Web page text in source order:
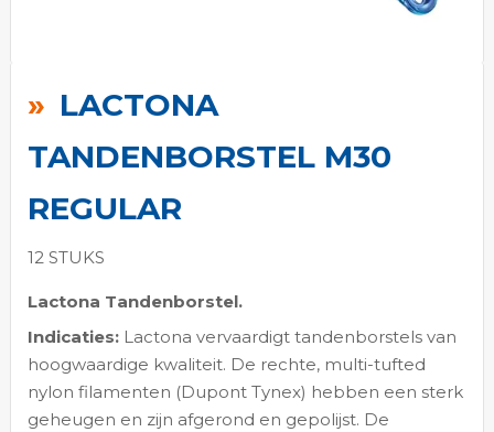
LACTONA
TANDENBORSTEL M30
REGULAR
12 STUKS
Lactona Tandenborstel.
Indicaties:Lactona vervaardigt tandenborstels van
hoogwaardige kwaliteit. De rechte, multi-tufted
nylon filamenten (Dupont Tynex) hebben een sterk
geheugen en zijn afgerond en gepolijst. De
het
begin
van
de
afbeeldingen-
gallerij